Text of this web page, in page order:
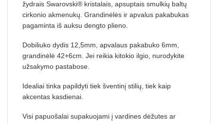
žydrais Swarovski® kristalais, apsuptais smulkių baltų
cirkonio akmenukų. Grandinėlės ir apvalus pakabukas
pagaminta iš auksu dengto plieno.
Dobiliuko dydis 12,5mm, apvalaus pakabuko 6mm,
grandinėlė 42+6cm. Jei reikia kitokio ilgio, nurodykite
užsakymo pastabose.
Idealiai tinka papildyti tiek šventinį stilių, tiek kaip
akcentas kasdienai.
Visi papuošalai supakuojami į vardines dėžutes ar